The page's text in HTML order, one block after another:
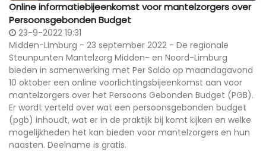
Online informatiebijeenkomst voor mantelzorgers over
Persoonsgebonden Budget
23-9-2022 19:31
Midden-Limburg - 23 september 2022 - De regionale
Steunpunten Mantelzorg Midden- en Noord-Limburg
bieden in samenwerking met Per Saldo op maandagavond
10 oktober een online voorlichtingsbijeenkomst aan voor
mantelzorgers over het Persoons Gebonden Budget (PGB).
Er wordt verteld over wat een persoonsgebonden budget
(pgb) inhoudt, wat er in de praktijk bij komt kijken en welke
mogelijkheden het kan bieden voor mantelzorgers en hun
naasten. Deelname is gratis.